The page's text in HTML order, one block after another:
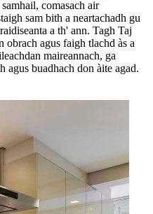
comasach air
sam bith a neartachadh gu
a th' ann. Tagh Taj
obrach agus faigh tlachd às a
maireannach, ga
agus buadhach don àite agad.